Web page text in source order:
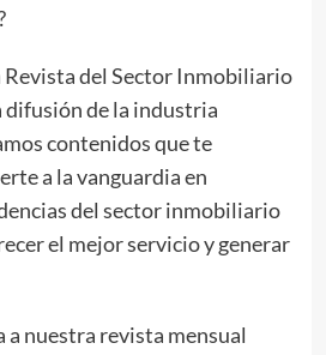
Revista del Sector Inmobiliario
difusión de la industria
contenidos que te
a la vanguardia en
del sector inmobiliario
el mejor servicio y generar
a nuestra revista mensual